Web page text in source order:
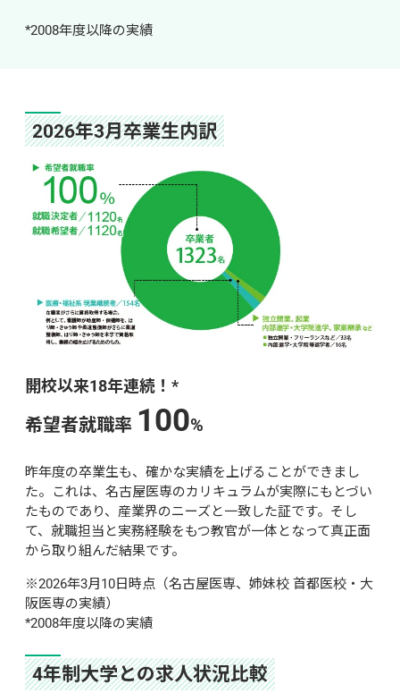
*2008年度以降の実績
2026年3月卒業生内訳
開校以来18年連続！*
希望者就職率 100%
昨年度の卒業生も、確かな実績を上げることができまし
た。これは、名古屋医専のカリキュラムが実際にもとづい
たものであり、産業界のニーズと一致した証です。そし
て、就職担当と実務経験をもつ教官が一体となって真正面
から取り組んだ結果です。
※2026年3月10日時点（名古屋医専、姉妹校 首都医校・大
阪医専の実績）
*2008年度以降の実績
4年制大学との求人状況比較